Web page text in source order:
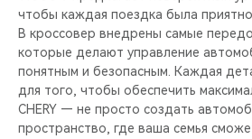
чтобы каждая поездка была
В кроссовер внедрены самые
которые делают управление
понятным и безопасным. Каждая
для того, чтобы обеспечить
CHERY — не просто создать
пространство, где ваша семья